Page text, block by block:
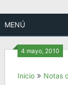
MENÚ
4 mayo, 2010
Inicio Notas